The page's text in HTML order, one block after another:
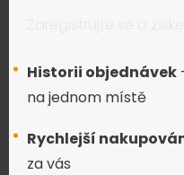
Historii objednávek
na jednom místě
Rychlejší
za vás